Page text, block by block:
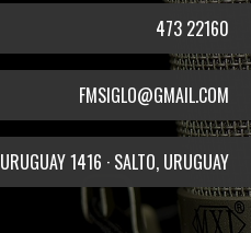
473 22160
FMSIGLO@GMAIL.COM
URUGUAY 1416 · SALTO, URUGUAY